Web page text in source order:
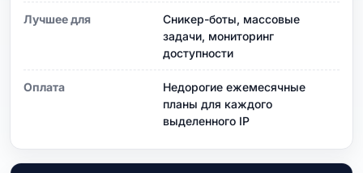
Лучшее для
Сникер-боты, массовые
задачи, мониторинг
доступности
Оплата
Недорогие ежемесячные
планы для каждого
выделенного IP